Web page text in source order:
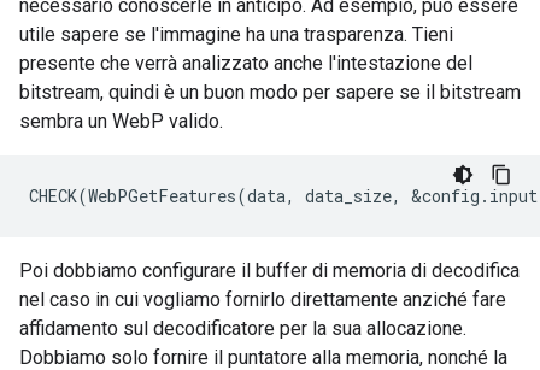
necessario conoscerle in anticipo. Ad esempio, può essere
utile sapere se l'immagine ha una trasparenza. Tieni
presente che verrà analizzato anche l'intestazione del
bitstream, quindi è un buon modo per sapere se il bitstream
sembra un WebP valido.
Poi dobbiamo configurare il buffer di memoria di decodifica
nel caso in cui vogliamo fornirlo direttamente anziché fare
affidamento sul decodificatore per la sua allocazione.
Dobbiamo solo fornire il puntatore alla memoria, nonché la